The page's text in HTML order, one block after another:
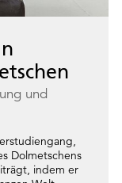
und
Dolmetschens
indem er